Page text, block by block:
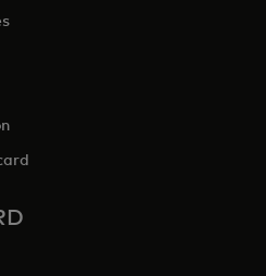
un nouvel onglet
nouvel onglet